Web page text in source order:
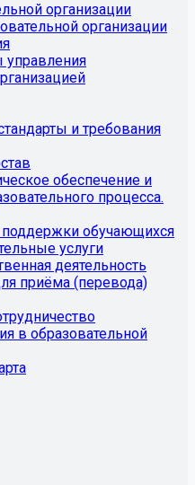
организации
организации
управления
и требования
обеспечение и
процесса.
обучающихся
услуги
деятельность
приёма (перевода)
в образовательной